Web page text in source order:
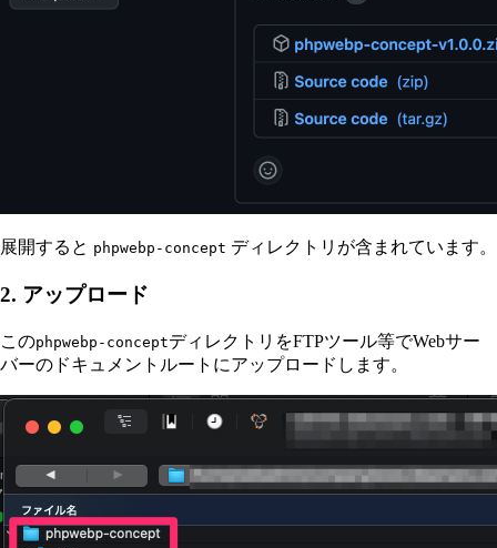
展開すると phpwebp-concept ディレクトリが含まれています。
2. アップロード
このphpwebp-conceptディレクトリをFTPツール等でWebサー
バーのドキュメントルートにアップロードします。